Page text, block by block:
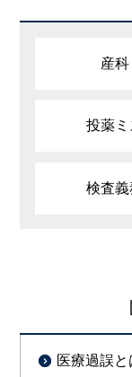
産科
投薬ミ
検査義
医療過誤と